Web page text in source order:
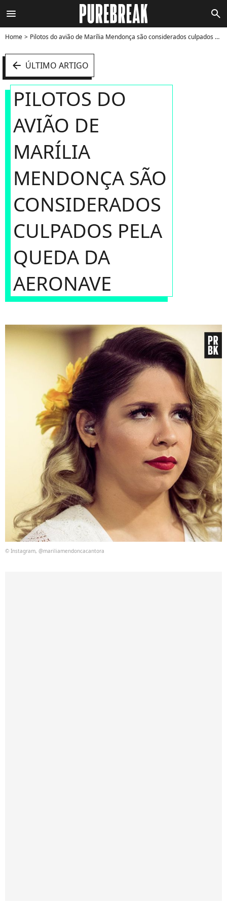
menu search
Home Pilotos do avião de Marília Mendonça são considerados culpados pela queda da aeronave - Foto
arrow_left ÚLTIMO ARTIGO
PILOTOS DO
AVIÃO DE
MARÍLIA
MENDONÇA SÃO
CONSIDERADOS
CULPADOS PELA
QUEDA DA
AERONAVE
© Instagram, @mariliamendoncacantora